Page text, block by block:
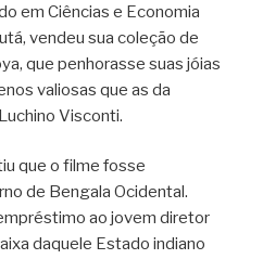
em Ciências e Economia
vendeu sua coleção de
que penhorasse suas jóias
valiosas que as da
Visconti.
que o filme fosse
de Bengala Ocidental.
ao jovem diretor
daquele Estado indiano